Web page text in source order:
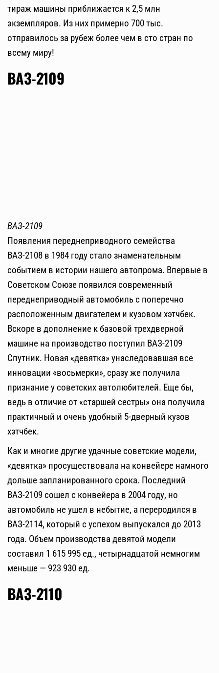
тираж машины приближается к 2,5 млн
экземпляров. Из них примерно 700 тыс.
отправилось за рубеж более чем в сто стран по
всему миру!
ВАЗ-2109
ВАЗ-2109
Появления переднеприводного семейства
ВАЗ-2108 в 1984 году стало знаменательным
событием в истории нашего автопрома. Впервые в
Советском Союзе появился современный
переднеприводный автомобиль с поперечно
расположенным двигателем и кузовом хэтчбек.
Вскоре в дополнение к базовой трехдверной
машине на производство поступил ВАЗ-2109
Спутник. Новая «девятка» унаследовавшая все
инновации «восьмерки», сразу же получила
признание у советских автолюбителей. Еще бы,
ведь в отличие от «старшей сестры» она получила
практичный и очень удобный 5-дверный кузов
хэтчбек.
Как и многие другие удачные советские модели,
«девятка» просуществовала на конвейере намного
дольше запланированного срока. Последний
ВАЗ-2109 сошел с конвейера в 2004 году, но
автомобиль не ушел в небытие, а переродился в
ВАЗ-2114, который с успехом выпускался до 2013
года. Объем производства девятой модели
составил 1 615 995 ед., четырнадцатой немногим
меньше — 923 930 ед.
ВАЗ-2110